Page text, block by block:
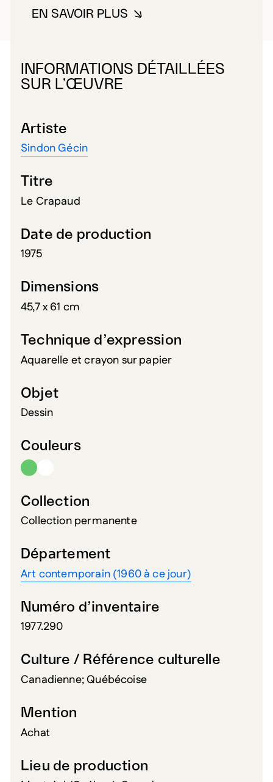
EN SAVOIR PLUSÀ PROPOS DE SINDON GÉCIN
INFORMATIONS DÉTAILLÉES
SUR L’ŒUVRE
Artiste
Sindon Gécin
Titre
Le Crapaud
Date de production
1975
Dimensions
45,7 x 61 cm
Technique d’expression
Aquarelle et crayon sur papier
Objet
Dessin
Couleurs
Collection
Collection permanente
Département
Art contemporain (1960 à ce jour)
Numéro d’inventaire
1977.290
Culture / Référence culturelle
Canadienne; Québécoise
Mention
Achat
Lieu de production